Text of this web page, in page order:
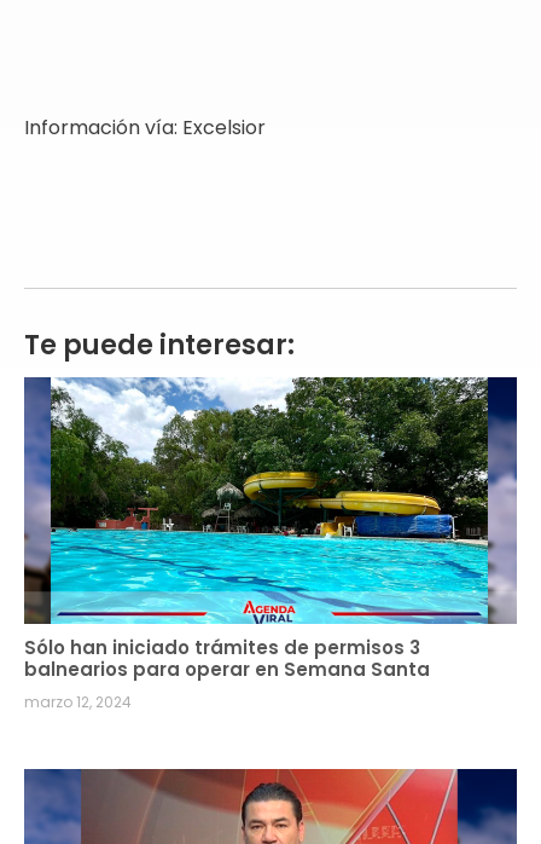
Información vía: Excelsior
Te puede interesar:
Sólo han iniciado trámites de permisos 3
balnearios para operar en Semana Santa
marzo 12, 2024